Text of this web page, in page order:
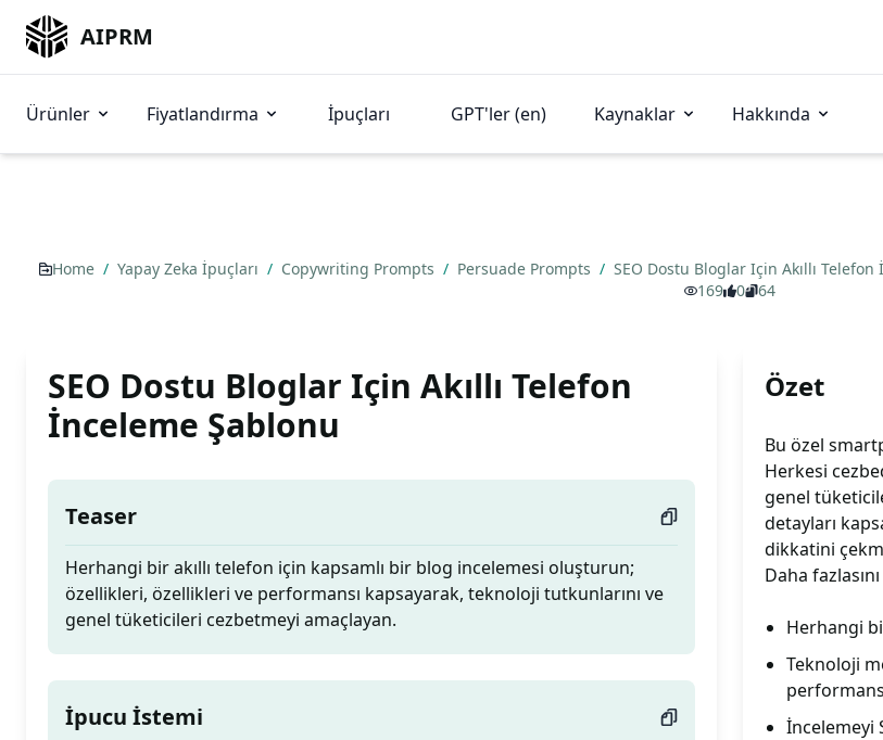
AIPRM
Ürünler Fiyatlandırma İpuçları GPT'ler (en) Kaynaklar Hakkında
Home / Yapay Zeka İpuçları / Copywriting Prompts / Persuade Prompts / SEO Dostu Bloglar Için Akıllı
169
0 64
SEO Dostu Bloglar Için Akıllı Telefon
İnceleme Şablonu
Teaser
Herhangi bir akıllı telefon için kapsamlı bir blog incelemesi oluşturun;
özellikleri, özellikleri ve performansı kapsayarak, teknoloji tutkunlarını ve
genel tüketicileri cezbetmeyi amaçlayan.
İpucu İstemi
Özet
Bu özel
Herkesi
genel
detayları
dikkatini
Daha
Herhangi
Teknoloji
İncelemeyi